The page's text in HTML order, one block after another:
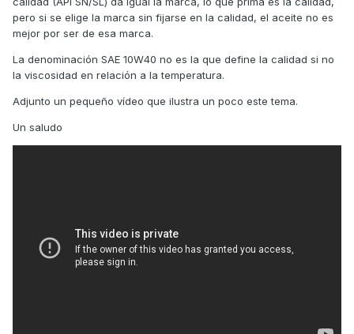
pero si se elige la marca sin fijarse en la calidad, el aceite no es
mejor por ser de esa marca.
La denominación SAE 10W40 no es la que define la calidad si no
la viscosidad en relación a la temperatura.
Adjunto un pequeño vídeo que ilustra un poco este tema.
Un saludo